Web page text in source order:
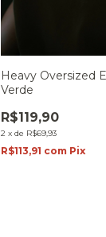
Heavy Oversized
Verde
R$119,90
2 x de R$69,93
R$113,91 com Pix